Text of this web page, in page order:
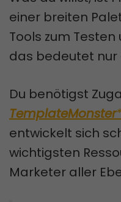
einer breiten
Tools zum
das bedeutet nur
Du benötigst
TemplateMonster
entwickelt sich
wichtigsten
Marketer aller